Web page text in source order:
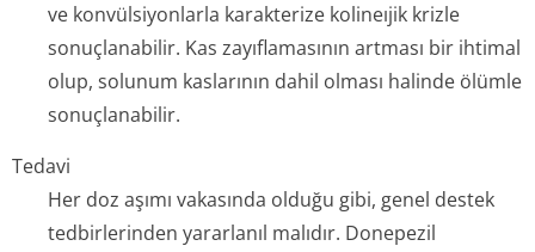
ve konvülsiyonlarla karakterize kolineıjik krizle
sonuçlanabilir. Kas zayıflamasının artması bir ihtimal
olup, solunum kaslarının dahil olması halinde ölümle
sonuçlanabilir.
Tedavi
Her doz aşımı vakasında olduğu gibi, genel destek
tedbirlerinden yararlanıl malıdır. Donepezil